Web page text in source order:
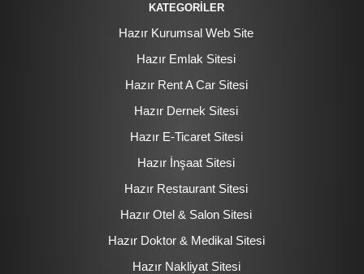
KATEGORİLER
Hazır Kurumsal Web Site
Hazır Emlak Sitesi
Hazır Rent A Car Sitesi
Hazır Dernek Sitesi
Hazır E-Ticaret Sitesi
Hazır İnşaat Sitesi
Hazır Restaurant Sitesi
Hazır Otel & Salon Sitesi
Hazır Doktor & Medikal Sitesi
Hazır Nakliyat Sitesi